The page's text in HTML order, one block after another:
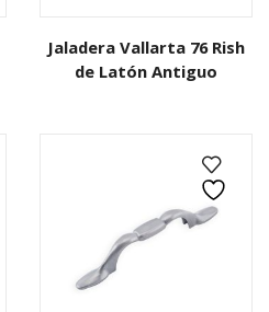
Jaladera Vallarta 76 Rish
de Latón Antiguo